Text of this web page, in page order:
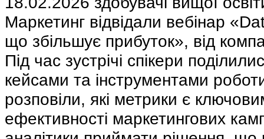
Маркетинг відвідали вебінар
що збільшує прибуток», від
Під час зустрічі спікери
кейсами та інструментами
розповіли, які метрики є
ефективності маркетингових